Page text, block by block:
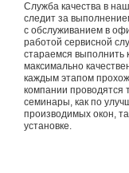
Служба качества в
следит за
с обслуживанием в
работой сервисной
стараемся выполнить
максимально
каждым этапом
компании проводятся
семинары, как по
производимых окон,
установке.